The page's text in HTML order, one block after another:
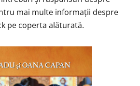
mai multe informații despre
pe coperta alăturată.